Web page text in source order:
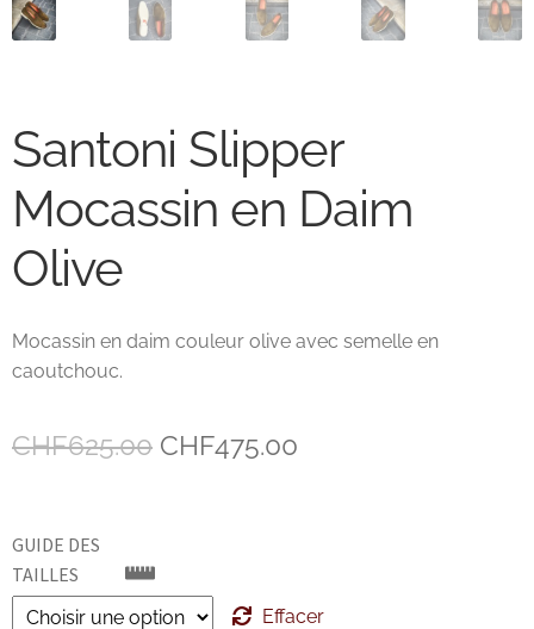
Edward Green
John Lobb Chaussures
Magnanni Chaussures Genève
Matthew Cookson
Paolo Scafora
Santoni
Zonkey Boot
Santoni Slipper
Mocassin en Daim
Olive
Mocassin en daim couleur olive avec semelle en
caoutchouc.
CHF625.00 Le
CHF625.00.
CHF475.00
CHF475.00.
GUIDE DES
TAILLES
Effacer